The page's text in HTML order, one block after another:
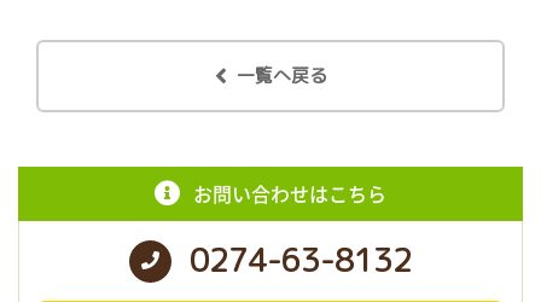
一覧へ戻る
お問い合わせはこちら
0274-63-8132